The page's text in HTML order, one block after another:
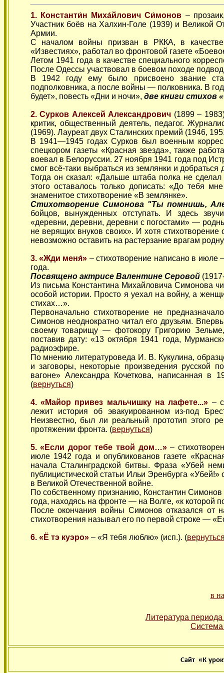
1. Константи́н Миха́йлович Си́монов –
Участник боёв на Халхин-Голе (1939) и Великой
Армии.
С началом войны призван в РККА, в качестве
«Известиях», работал во фронтовой газете
Летом 1941 года в качестве специального
После Одессы участвовал в боевом походе
В 1942 году ему было присвоено звание
подполковника, а после войны — полковника. В
будет», повесть «Дни и ночи», две книги стихов
2. Сурков Алексей Александрович (1899 –
критик, общественный деятель, педагог.
(1969). Лауреат двух Сталинских премий (1946,
В 1941—1945 годах Сурков был военным
спецкором газеты «Красная звезда», также
воевал в Белоруссии. 27 ноября 1941 года под
смог всё-таки выбраться из землянки и
Тогда он сказал: «Дальше штаба полка не
этого оставалось только дописать: «До тебя
знаменитое стихотворение «В землянке».
Стихотворение Симонова "Ты помнишь,
бойцов, вынужденных отступать. И здесь
«деревни, деревни, деревни с погостами» —
не верящих внуков своих». И хотя стихотворение
невозможно оставить на растерзание врагам
3. «Жди меня́» – стихотворение написано в июле
года.
Посвящено актрисе Валентине Серовой
Из письма Константина Михайловича Симонова
особой истории. Просто я уехал на войну, а
стихах…».
Первоначально стихотворение не
Симонов неоднократно читал его друзьям.
своему товарищу — фотокору Григорию
поставив дату: «13 октября 1941 года,
радиоэфире.
По мнению литературоведа И. В. Кукулина,
и заговоры, некоторые произведения русской
вагоне» Александра Кочеткова, написанная
(вернуться)
4. «Майор привез мальчишку на лафете...» –
лежит история об эвакуированном из-под
Неизвестно, был ли реальный прототип этого
протяжении фронта. (вернуться)
5. «Если дорог тебе твой дом…»–
июле 1942 года и опубликованов газете
начала Сталинградской битвы. Фраза «Убей
публицистической статьи Ильи Эренбурга
в Великой Отечественной войне.
По собственному признанию, Константин
года, находясь на фронте — на Волге, «к которой
После окончания войны Симонов отказался от
стихотворения называл его по первой строке —
6. «Ё тэ куэро»– «Я тебя люблю» (исп.). (
в
Литература
Система